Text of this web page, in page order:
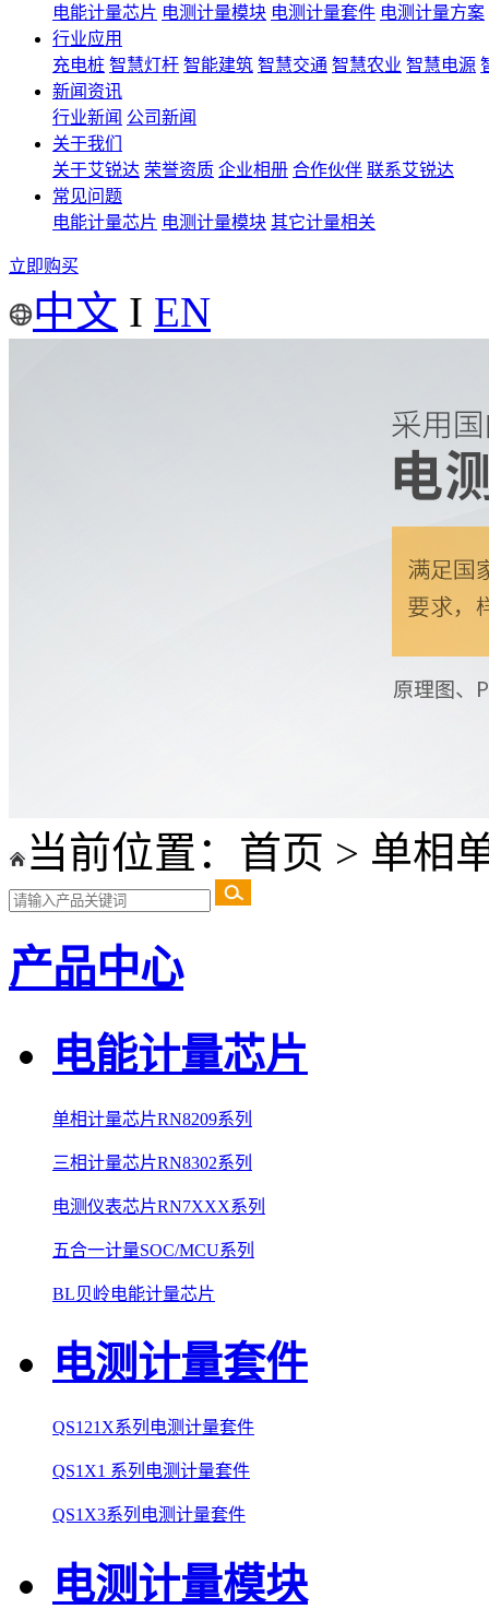
电能计量芯片 电测计量模块 电测计量套件 电测计量方案
行业应用
充电桩 智慧灯杆 智能建筑 智慧交通 智慧农业 智慧电源
新闻资讯
行业新闻 公司新闻
关于我们
关于艾锐达 荣誉资质 企业相册 合作伙伴 联系艾锐达
常见问题
电能计量芯片 电测计量模块 其它计量相关
立即购买
中文 I EN
当前位置： 首页 > 单相
产品中心
电能计量芯片
单相计量芯片RN8209系列
三相计量芯片RN8302系列
电测仪表芯片RN7XXX系列
五合一计量SOC/MCU系列
BL贝岭电能计量芯片
电测计量套件
QS121X系列电测计量套件
QS1X1 系列电测计量套件
QS1X3系列电测计量套件
电测计量模块